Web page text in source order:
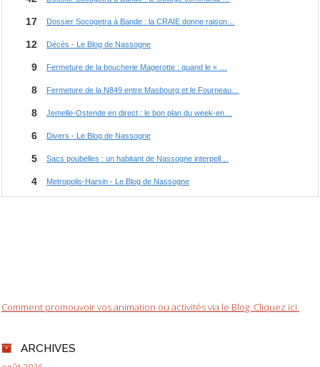
Comment promouvoir vos animation ou activités via le Blog. Cliquez ici.
ARCHIVES